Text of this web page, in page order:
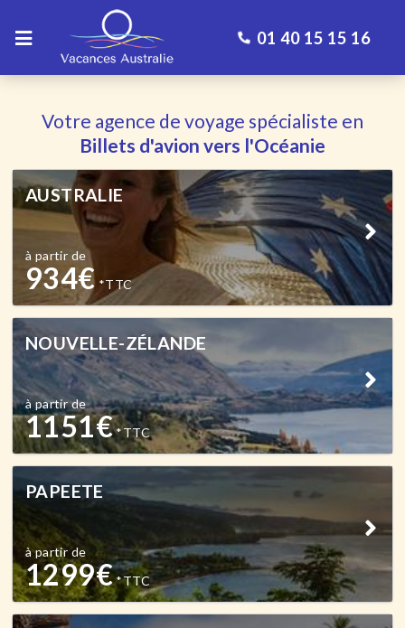
01 40 15 15 16
Votre agence de voyage spécialiste en
Billets d'avion vers l'Océanie
AUSTRALIE
à partir de
934€ *TTC
NOUVELLE-ZÉLANDE
à partir de
1151€ *TTC
PAPEETE
à partir de
1299€ *TTC